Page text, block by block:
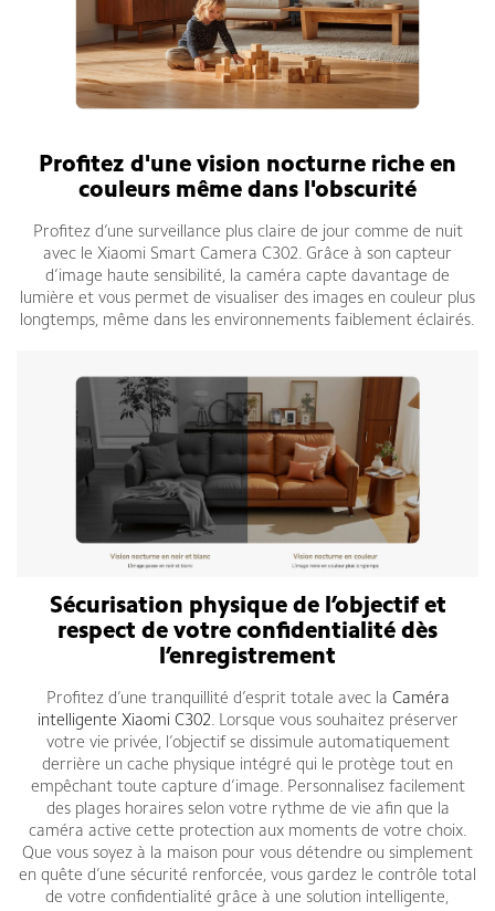
Profitez d'une vision nocturne riche en
couleurs même dans l'obscurité
Profitez d’une surveillance plus claire de jour comme de nuit
avec le Xiaomi Smart Camera C302. Grâce à son capteur
d’image haute sensibilité, la caméra capte davantage de
lumière et vous permet de visualiser des images en couleur plus
longtemps, même dans les environnements faiblement éclairés.
Sécurisation physique de l’objectif et
respect de votre confidentialité dès
l’enregistrement
Profitez d’une tranquillité d’esprit totale avec la Caméra
intelligente Xiaomi C302. Lorsque vous souhaitez préserver
votre vie privée, l’objectif se dissimule automatiquement
derrière un cache physique intégré qui le protège tout en
empêchant toute capture d’image. Personnalisez facilement
des plages horaires selon votre rythme de vie afin que la
caméra active cette protection aux moments de votre choix.
Que vous soyez à la maison pour vous détendre ou simplement
en quête d’une sécurité renforcée, vous gardez le contrôle total
de votre confidentialité grâce à une solution intelligente,